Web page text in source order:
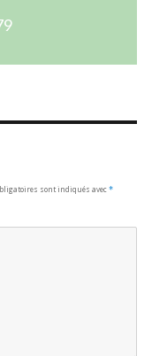
sont indiqués avec*